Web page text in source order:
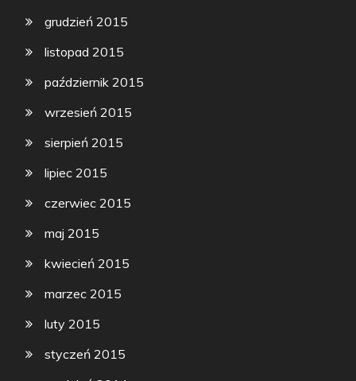
grudzień 2015
listopad 2015
październik 2015
wrzesień 2015
sierpień 2015
lipiec 2015
czerwiec 2015
maj 2015
kwiecień 2015
marzec 2015
luty 2015
styczeń 2015